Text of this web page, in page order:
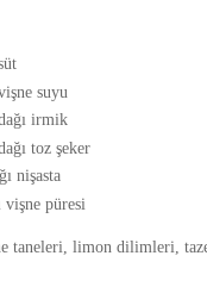
suyu
irmik
toz şeker
nişasta
vişne püresi
taneleri, limon dilimleri,